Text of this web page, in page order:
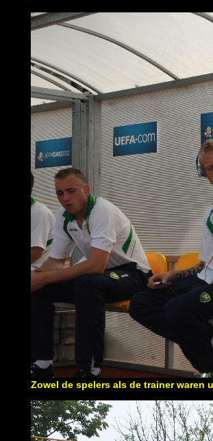
Zowel de spelers als de trainer waren